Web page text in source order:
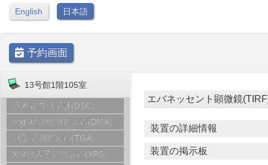
English 日本語
予約画面
13号館1階105室
示差走査熱量計(DSC)
動的粘弾性測定装置(DMA)
熱重量測定装置(TGA)
X線光電子分光装置(XPS)
エバネッセント顕微鏡
装置の詳細情報
装置の掲示板